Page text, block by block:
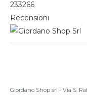
233266
Recensioni
Giordano Shop srl - Via S.